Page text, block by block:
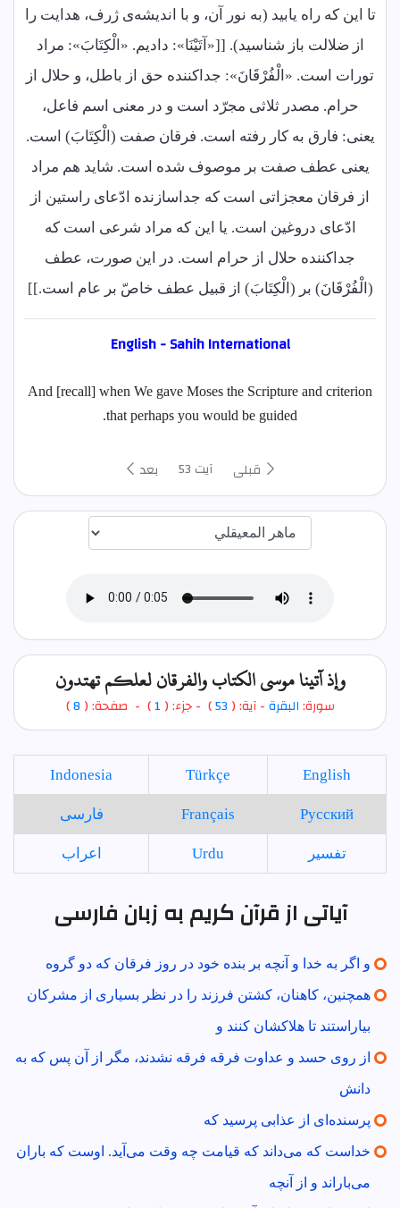
تا این که راه یابید (به نور آن، و با اندیشه‌ی ژرف، هدایت را
از ضلالت باز شناسید). [[«آتَیْنَا»: دادیم. «الْکِتَابَ»: مراد
تورات است. «الْفُرْقَانَ»: جداکننده حق از باطل، و حلال از
حرام. مصدر ثلاثی مجرّد است و در معنی اسم فاعل،
یعنی: فارق به کار رفته است. فرقان صفت (الْکِتَابَ) است.
یعنی عطف صفت بر موصوف شده است. شاید هم مراد
از فرقان معجزاتی است که جداسازنده ادّعای راستین از
ادّعای دروغین است. یا این که مراد شرعی است که
جداکننده حلال از حرام است. در این صورت، عطف
(الْفُرْقَانَ) بر (الْکِتَابَ) از قبیل عطف خاصّ بر عام است.]]
English - Sahih International
And [recall] when We gave Moses the Scripture and criterion
that perhaps you would be guided.
قبلی آیت 53 بعد
وإذ آتينا موسى الكتاب والفرقان لعلكم تهتدون
سورة:البقرة- آية: (53
) - جزء: ( 1) - صفحة: ( 8
)
English
Türkçe
Indonesia
Русский
Français فارسی
تفسير Urdu اعراب
آیاتی از قرآن کریم به زبان فارسی
و اگر به خدا و آنچه بر بنده خود در روز فرقان كه دو گروه
همچنين، كاهنان، كشتن فرزند را در نظر بسيارى از مشركان
بياراستند تا هلاكشان كنند و
از روى حسد و عداوت فرقه فرقه نشدند، مگر از آن پس كه به
دانش
پرسنده‌اى از عذابى پرسيد كه‌
خداست كه مى‌داند كه قيامت چه وقت مى‌آيد. اوست كه باران
مى‌باراند و از آنچه